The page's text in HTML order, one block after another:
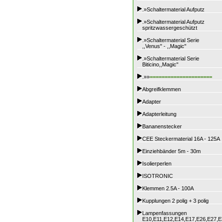
.»Schaltermaterial Aufputz
.»Schaltermaterial Aufputz
spritzwassergeschützt
.»Schaltermaterial Serie
,,Venus" - ,,Magic"
.»Schaltermaterial Serie
Biticino,,Magic"
.»»=====================
Abgreifklemmen
Adapter
Adapterleitung
Bananenstecker
CEE Steckermaterial 16A - 125A
Einziehbänder 5m - 30m
Isolierperlen
ISOTRONIC
Klemmen 2.5A - 100A
Kupplungen 2 polig + 3 polig
Lampenfassungen